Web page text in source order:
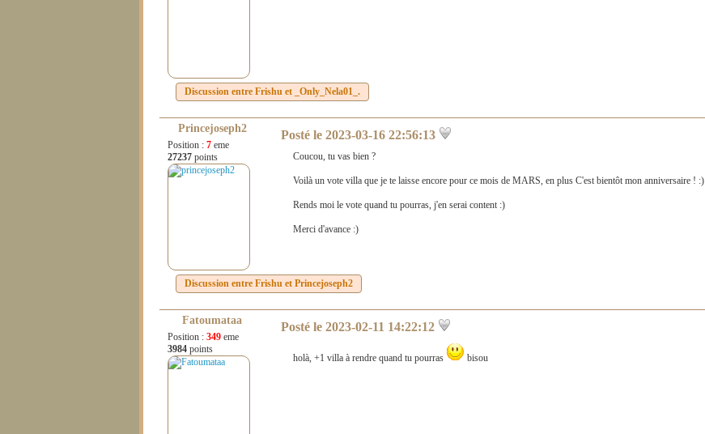
Discussion entre Frishu et _Only_Nela01_.
Princejoseph2
Position : 7 eme
27237 points
Posté le 2023-03-16 22:56:13
Coucou, tu vas bien ?
Voilà un vote villa que je te laisse encore pour ce mois de MARS, en plus C'est bientôt mon anniversaire ! :)
Rends moi le vote quand tu pourras, j'en serai content :)
Merci d'avance :)
Discussion entre Frishu et Princejoseph2
Fatoumataa
Position : 349 eme
3984 points
Posté le 2023-02-11 14:22:12
holà, +1 villa à rendre quand tu pourras bisou